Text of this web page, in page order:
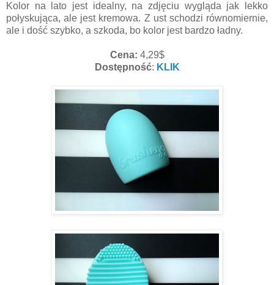
Kolor na lato jest idealny, na zdjęciu wygląda jak lekko
połyskująca, ale jest kremowa. Z ust schodzi równomiernie,
ale i dość szybko, a szkoda, bo kolor jest bardzo ładny.
Cena: 4,29$
Dostępność: KLIK